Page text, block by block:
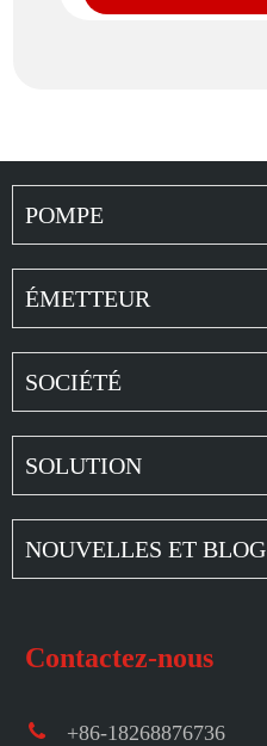
POMPE
ÉMETTEUR
SOCIÉTÉ
SOLUTION
NOUVELLES ET BLOG
Contactez-nous
+86-18268876736